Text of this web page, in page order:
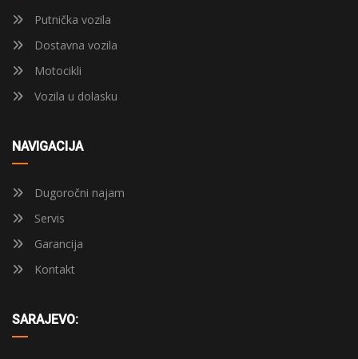
Putnička vozila
Dostavna vozila
Motocikli
Vozila u dolasku
NAVIGACIJA
Dugoročni najam
Servis
Garancija
Kontakt
SARAJEVO: